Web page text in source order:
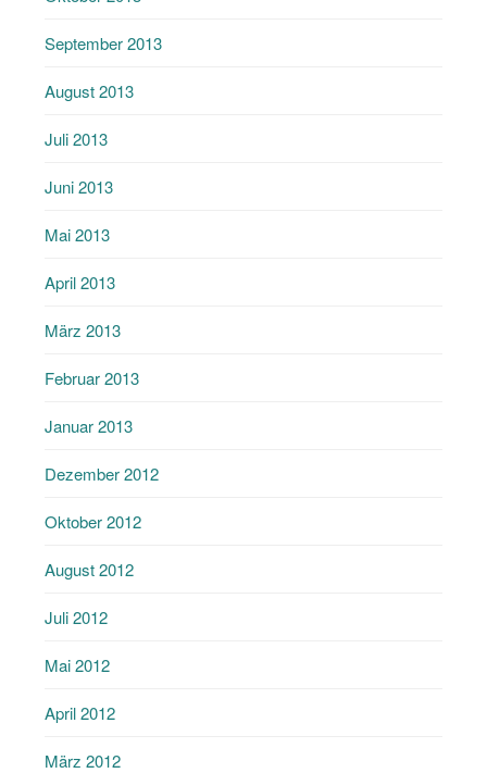
September 2013
August 2013
Juli 2013
Juni 2013
Mai 2013
April 2013
März 2013
Februar 2013
Januar 2013
Dezember 2012
Oktober 2012
August 2012
Juli 2012
Mai 2012
April 2012
März 2012